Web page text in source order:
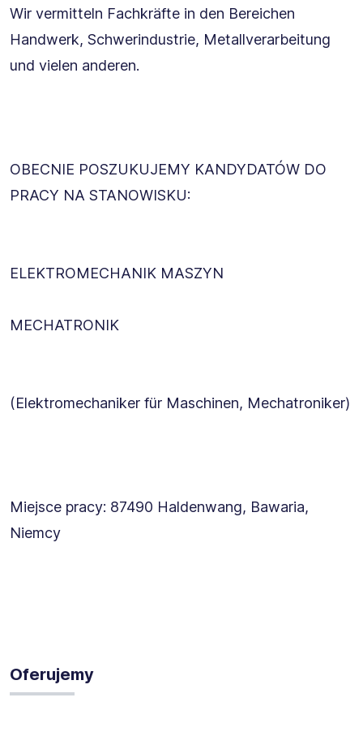
Wir vermitteln Fachkräfte in den Bereichen
Handwerk, Schwerindustrie, Metallverarbeitung
und vielen anderen.
OBECNIE POSZUKUJEMY KANDYDATÓW DO
PRACY NA STANOWISKU:
ELEKTROMECHANIK MASZYN
MECHATRONIK
(Elektromechaniker für Maschinen, Mechatroniker)
Miejsce pracy: 87490 Haldenwang, Bawaria,
Niemcy
Oferujemy